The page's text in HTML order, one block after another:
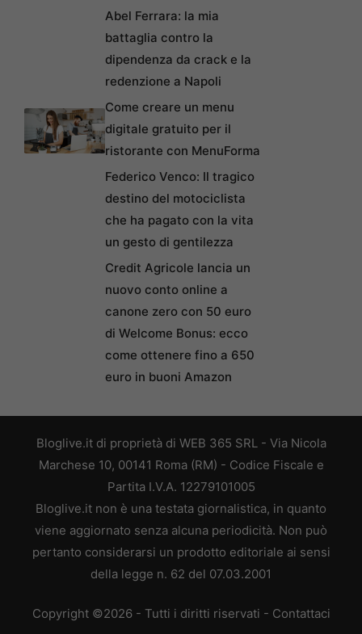
Abel Ferrara: la mia
battaglia contro la
dipendenza da crack e la
redenzione a Napoli
Come creare un menu
digitale gratuito per il
ristorante con MenuForma
Federico Venco: Il tragico
destino del motociclista
che ha pagato con la vita
un gesto di gentilezza
Credit Agricole lancia un
nuovo conto online a
canone zero con 50 euro
di Welcome Bonus: ecco
come ottenere fino a 650
euro in buoni Amazon
Bloglive.it di proprietà di WEB 365 SRL - Via Nicola
Marchese 10, 00141 Roma (RM) - Codice Fiscale e
Partita I.V.A. 12279101005
Bloglive.it non è una testata giornalistica, in quanto
viene aggiornato senza alcuna periodicità. Non può
pertanto considerarsi un prodotto editoriale ai sensi
della legge n. 62 del 07.03.2001
Copyright ©2026 - Tutti i diritti riservati - Contattaci